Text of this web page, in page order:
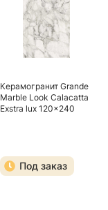
Керамогранит Grande
Marble Look Calacatta
Exstra lux 120x240
Под заказ